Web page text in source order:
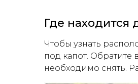
Где находится
Чтобы узнать
под капот.
необходимо снять.